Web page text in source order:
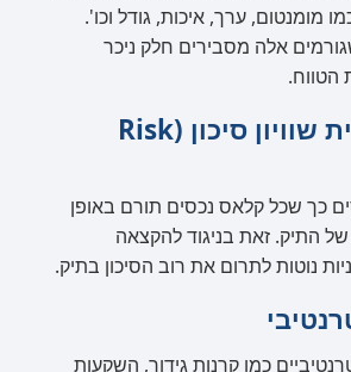
מומנטום, ערך, איכות, גודל וכו'.
אלה מסבירים חלק ניכר
הטווח.
2. אסטרטגיית שוויון סיכון (Risk
כך שכל קלאס נכסים תורם באופן
של התיק. זאת בניגוד להקצאה
נוטות לתרום את רוב הסיכון בתיק.
כמו קרנות גידור, השקעות